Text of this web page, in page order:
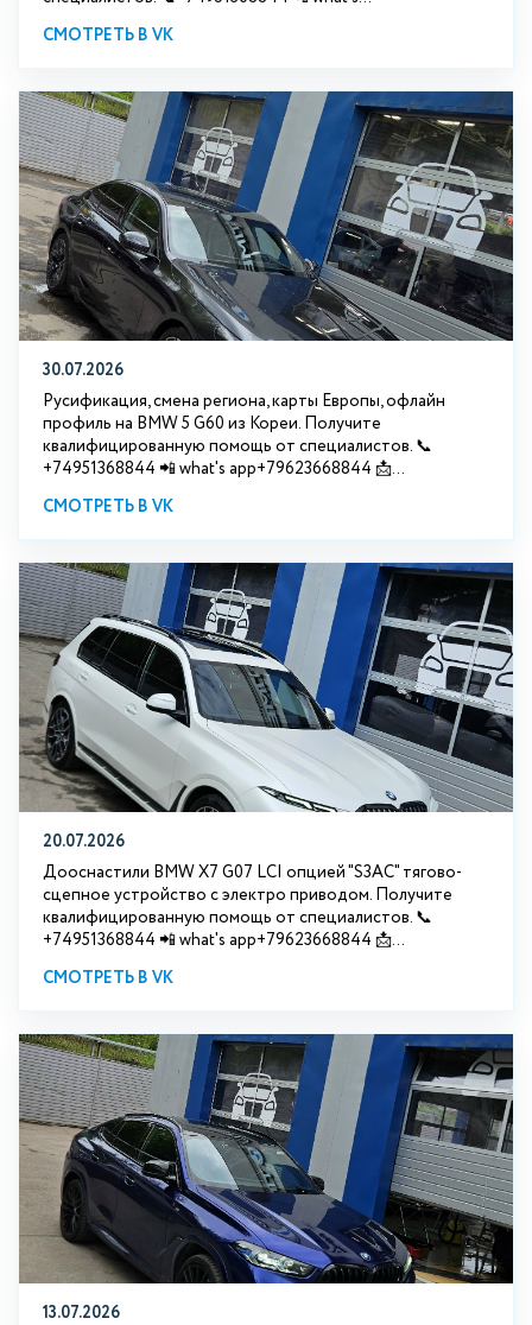
СМОТРЕТЬ В VK
30.07.2026
Русификация, смена региона, карты Европы, офлайн
профиль на BMW 5 G60 из Кореи. Получите
квалифицированную помощь от специалистов. 📞
+74951368844 📲 what's app+79623668844 📩...
СМОТРЕТЬ В VK
20.07.2026
Дооснастили BMW Х7 G07 LCI опцией "S3АС" тягово-
сцепное устройство с электро приводом. Получите
квалифицированную помощь от специалистов. 📞
+74951368844 📲 what's app+79623668844 📩...
СМОТРЕТЬ В VK
13.07.2026